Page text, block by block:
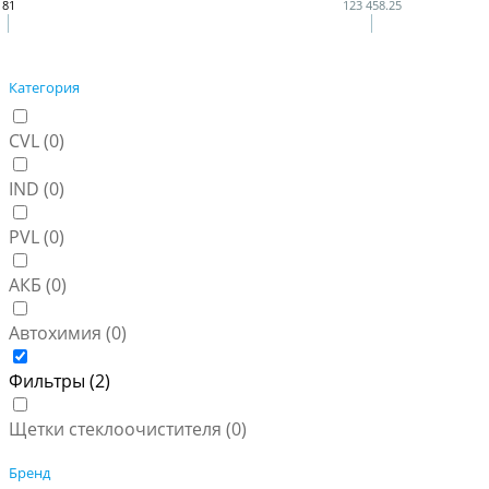
81 123 458.25
Категория
CVL (0)
IND (0)
PVL (0)
АКБ (0)
Автохимия (0)
Фильтры (2)
Щетки стеклоочистителя (0)
Бренд